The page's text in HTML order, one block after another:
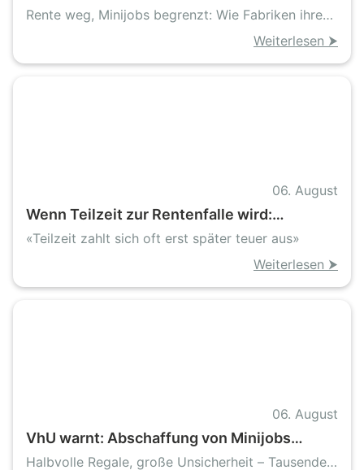
Industrie zu neuem Personalprogramm
Rente weg, Minijobs begrenzt: Wie Fabriken ihren
Weiterlesen ⮞
06. August
Wenn Teilzeit zur Rentenfalle wird:
Mitarbeitende Ehefrauen im Handwerk
«Teilzeit zahlt sich oft erst später teuer aus»
Weiterlesen ⮞
06. August
VhU warnt: Abschaffung von Minijobs
gefährdet Hunderttausende Stellen in
Halbvolle Regale, große Unsicherheit – Tausende